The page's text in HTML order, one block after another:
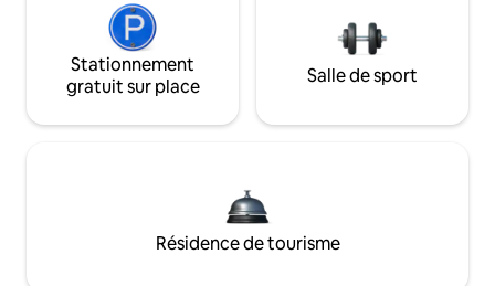
Stationnement
gratuit sur place
Salle de sport
Résidence de tourisme